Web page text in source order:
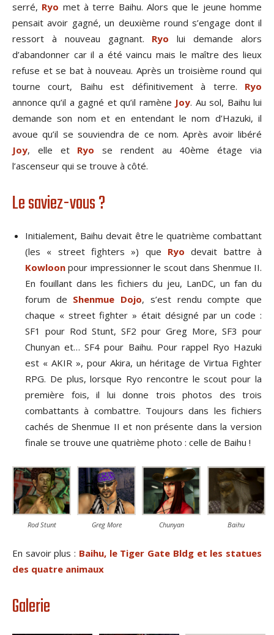
serré, Ryo met à terre Baihu. Alors que le jeune homme
pensait avoir gagné, un deuxième round s’engage dont il
ressort à nouveau gagnant. Ryo lui demande alors
d’abandonner car il a été vaincu mais le maître des lieux
refuse et se bat à nouveau. Après un troisième round qui
tourne court, Baihu est définitivement à terre. Ryo
annonce qu’il a gagné et qu’il ramène Joy. Au sol, Baihu lui
demande son nom et en entendant le nom d’Hazuki, il
avoue qu’il se souviendra de ce nom. Après avoir libéré
Joy, elle et Ryo se rendent au 40ème étage via
l’ascenseur qui se trouve à côté.
Le saviez-vous ?
Initialement, Baihu devait être le quatrième combattant
(les « street fighters ») que Ryo devait battre à
Kowloon pour impressionner le scout dans Shenmue II.
En fouillant dans les fichiers du jeu, LanDC, un fan du
forum de Shenmue Dojo, s’est rendu compte que
chaque « street fighter » était désigné par un code :
SF1 pour Rod Stunt, SF2 pour Greg More, SF3 pour
Chunyan et… SF4 pour Baihu. Pour rappel Ryo Hazuki
est « AKIR », pour Akira, un héritage de Virtua Fighter
RPG. De plus, lorsque Ryo rencontre le scout pour la
première fois, il lui donne trois photos des trois
combattants à combattre. Toujours dans les fichiers
cachés de Shenmue II et non présente dans la version
finale se trouve une quatrième photo : celle de Baihu !
Rod Stunt Greg More Chunyan Baihu
En savoir plus : Baihu, le Tiger Gate Bldg et les statues
des quatre animaux
Galerie